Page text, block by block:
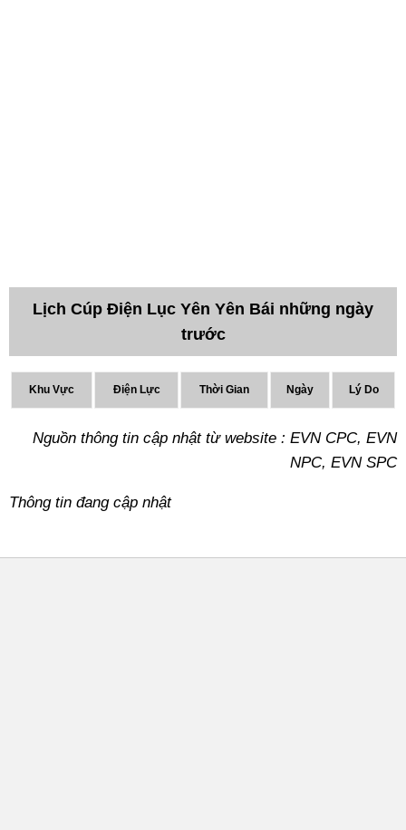
Lịch Cúp Điện Lục Yên Yên Bái những ngày
trước
Khu Vực Điện Lực Thời Gian Ngày Lý Do
Nguồn thông tin cập nhật từ website : EVN CPC, EVN
NPC, EVN SPC
Thông tin đang cập nhật